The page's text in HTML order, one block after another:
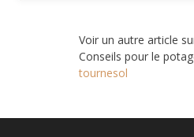
Voir un autre article
Conseils pour le
tournesol